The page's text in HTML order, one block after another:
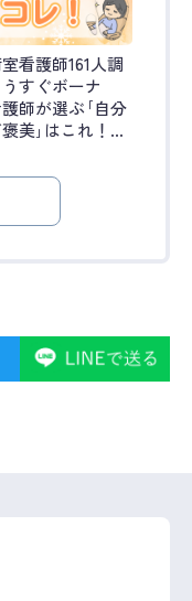
室看護師161人調
すぐボーナ
師が選ぶ｢自分
美｣はこれ！｜